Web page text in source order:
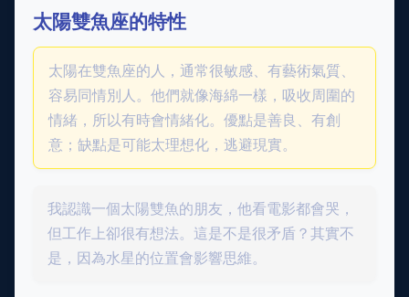
太陽雙魚座的特性
太陽在雙魚座的人，通常很敏感、有藝術氣質、
容易同情別人。他們就像海綿一樣，吸收周圍的
情緒，所以有時會情緒化。優點是善良、有創
意；缺點是可能太理想化，逃避現實。
我認識一個太陽雙魚的朋友，他看電影都會哭，
但工作上卻很有想法。這是不是很矛盾？其實不
是，因為水星的位置會影響思維。